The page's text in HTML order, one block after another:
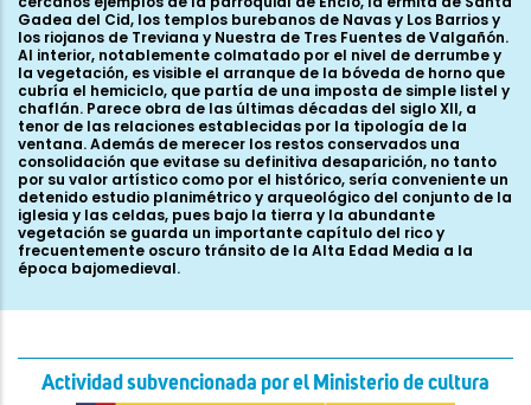
Gadea del Cid, los templos burebanos de Navas y Los Barrios y
los riojanos de Treviana y Nuestra de Tres Fuentes de Valgañón.
Al interior, notablemente colmatado por el nivel de derrumbe y
la vegetación, es visible el arranque de la bóveda de horno que
cubría el hemiciclo, que partía de una imposta de simple listel y
chaflán. Parece obra de las últimas décadas del siglo XII, a
tenor de las relaciones establecidas por la tipología de la
ventana. Además de merecer los restos conservados una
consolidación que evitase su definitiva desaparición, no tanto
por su valor artístico como por el histórico, sería conveniente un
detenido estudio planimétrico y arqueológico del conjunto de la
iglesia y las celdas, pues bajo la tierra y la abundante
vegetación se guarda un importante capítulo del rico y
frecuentemente oscuro tránsito de la Alta Edad Media a la
época bajomedieval.
Actividad subvencionada por el Ministerio de cultura